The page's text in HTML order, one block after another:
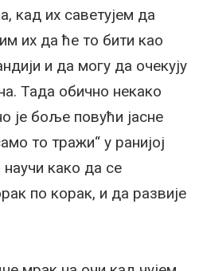
кад их саветујем да
их да ће то бити као
и да могу да очекују
Тада обично некако
је боље повући јасне
то тражи“ у ранијој
како да се
по корак, и да развије